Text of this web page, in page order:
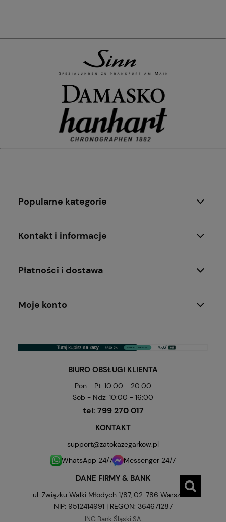
Popularne kategorie
Kontakt i informacje
Płatności i dostawa
Moje konto
BIURO OBSŁUGI KLIENTA
Pon - Pt: 10:00 - 20:00
Sob - Ndz: 10:00 - 16:00
tel: 799 270 017
KONTAKT
support@zatokazegarkow.pl
WhatsApp 24/7
Messenger 24/7
DANE FIRMY & BANK
ul. Związku Walki Młodych 1/87, 02-786 Warszawa
NIP: 9512414991 | REGON: 364671287
ING Bank Śląski SA